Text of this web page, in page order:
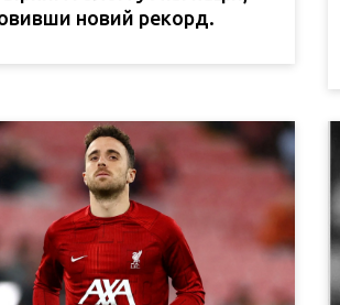
новий рекорд.